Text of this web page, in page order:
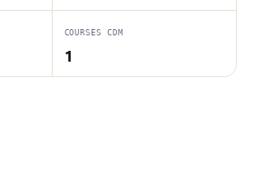
COURSES CDM
1